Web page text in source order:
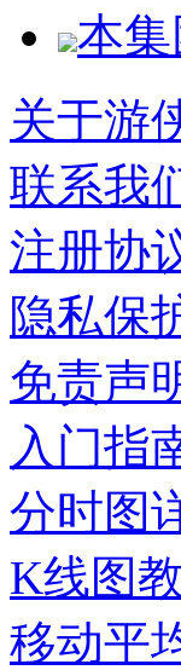
本集
关于游
联系我
注册协
隐私保
免责声
入门指
分时图
K线图
移动平